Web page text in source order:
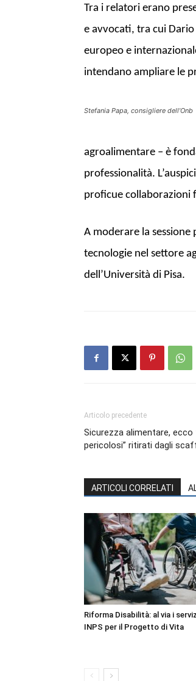
Tra i relatori erano
e avvocati, tra cui
europeo e
intendano ampliare le
Stefania Papa, consigliere dell’Onb
agroalimentare – è
professionalità.
proficue collaborazioni
A moderare la
tecnologie nel settore
dell’Università di Pisa.
Articolo precedente
Sicurezza alimentare,
pericolosi” ritirati dagli
ARTICOLI CORRELATI
Riforma Disabilità: al via i
INPS per il Progetto di Vita